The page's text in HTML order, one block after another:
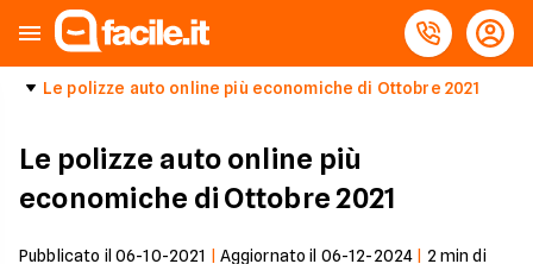
Le polizze auto online più economiche di Ottobre 2021
Le polizze auto online più
economiche di Ottobre 2021
Pubblicato il 06-10-2021 Aggiornato il 06-12-2024 2 min di